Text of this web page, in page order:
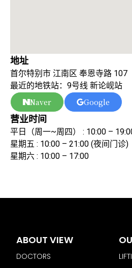
地址
首尔特别市 江南区 奉恩寺路 107
最近的地铁站：9号线 新论岘站
Naver Google
营业时间
平日（周一~周四） : 10:00 –
星期五 : 10:00 – 21:00 (夜间门诊)
星期六 : 10:00 – 17:00
ABOUT VIEW
DOCTORS